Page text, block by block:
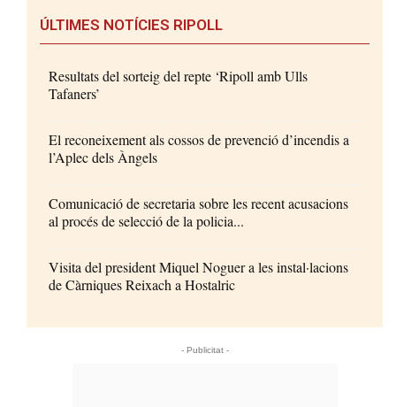
ÚLTIMES NOTÍCIES RIPOLL
Resultats del sorteig del repte ‘Ripoll amb Ulls
Tafaners’
El reconeixement als cossos de prevenció d’incendis a
l’Aplec dels Àngels
Comunicació de secretaria sobre les recent acusacions
al procés de selecció de la policia...
Visita del president Miquel Noguer a les instal·lacions
de Càrniques Reixach a Hostalric
- Publicitat -